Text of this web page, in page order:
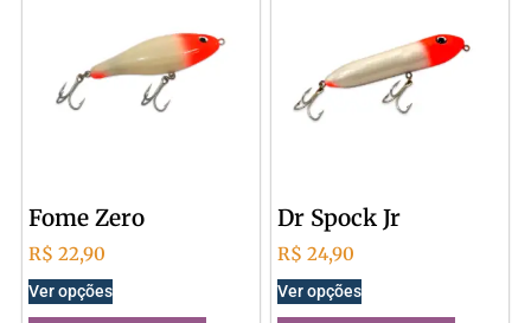
Fome Zero
R$ 22,90
Ver opções
Dr Spock Jr
R$ 24,90
Ver opções